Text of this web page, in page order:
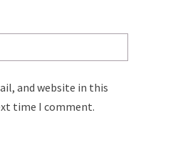
and website in this
time I comment.